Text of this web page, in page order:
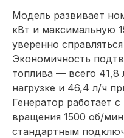
Модель развивает
кВт и максимальную
уверенно
Экономичность
топлива — всего
нагрузке и 46,4 л/ч
Генератор работает
вращения 1500 об/
стандартным